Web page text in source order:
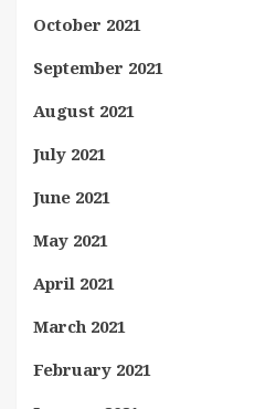
October 2021
September 2021
August 2021
July 2021
June 2021
May 2021
April 2021
March 2021
February 2021